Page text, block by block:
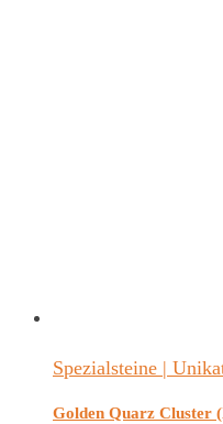
Spezialsteine |
Golden Quarz Cluster